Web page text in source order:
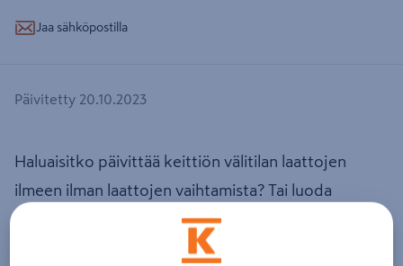
Jaa sähköpostilla
Päivitetty 20.10.2023
Haluaisitko päivittää keittiön välitilan laattojen
ilmeen ilman laattojen vaihtamista? Tai luoda
kylpyhuoneeseen tai pikkuvessaan uuden tyylin?
Tikkurilan Ceramic Tiles -kaakelimaalilla onnistut